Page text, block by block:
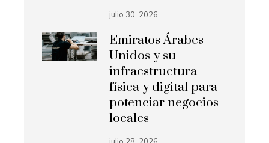
julio 30, 2026
Emiratos Árabes
Unidos y su
infraestructura
física y digital para
potenciar negocios
locales
julio 28, 2026